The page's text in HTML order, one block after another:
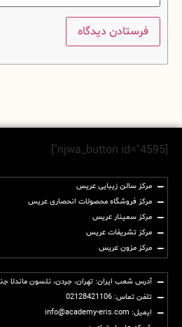
[njwa_button id="4595"]
مرکز سالن زیبایی عریس
مرکز فروشگاه محصولات انحصاری عریس
مرکز سمینار عریس
مرکز تشریفات عریس
مرکز مزون عریس
آدرس شعب ایران: تهران، جردن، نلسون
تلفن تماس: 02128421106
ایمیل: info@academy-eris.com